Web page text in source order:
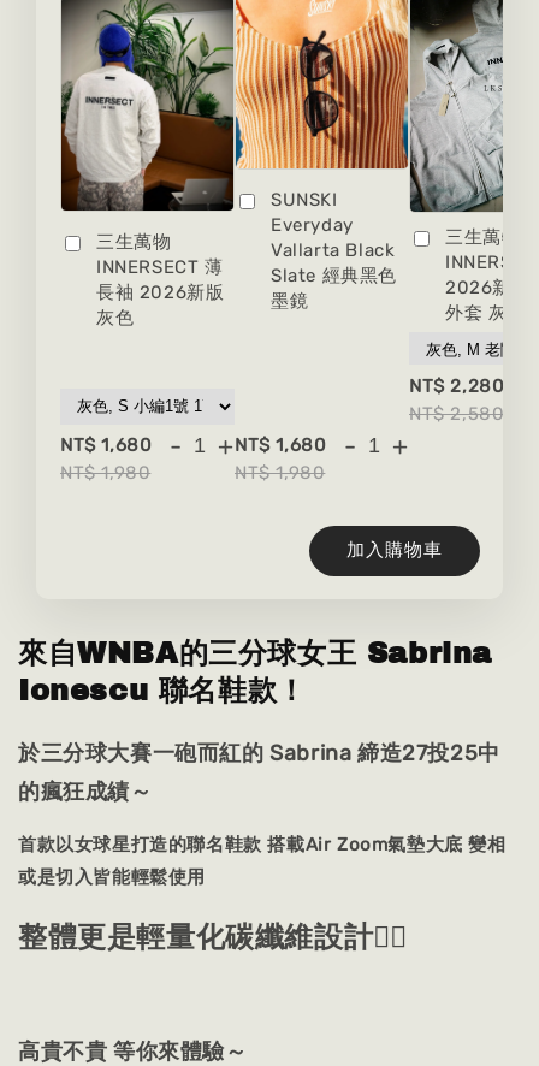
三生萬物
INNERSECT 薄
長袖 2026新版
灰色
NT$ 1,680
NT$ 1,980
- +
SUNSKI
Everyday
Vallarta Black
Slate 經典黑色
墨鏡
NT$ 1,680
NT$ 1,980
- +
三生萬物
2026新版
外套 灰色
NT$ 2,280
NT$ 2,580
加入購物車
來自WNBA的三分球女王 Sabrina
Ionescu 聯名鞋款！
於三分球大賽一砲而紅的Sabrina 締造27投25中
的瘋狂成績～
首款以女球星打造的聯名鞋款 搭載Air Zoom氣墊大底 變相
或是切入皆能輕鬆使用
整體更是輕量化碳纖維設計👍🏻
高貴不貴 等你來體驗～